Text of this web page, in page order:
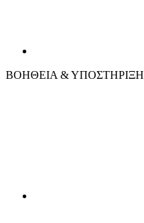
ΒΟΗΘΕΙΑ & ΥΠΟΣΤΗΡΙΞΗ